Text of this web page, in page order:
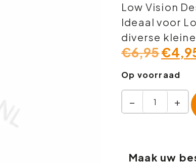
Low Vision
Ideaal voor
diverse
€6,95€
Op voorraad
− +
Maak uw